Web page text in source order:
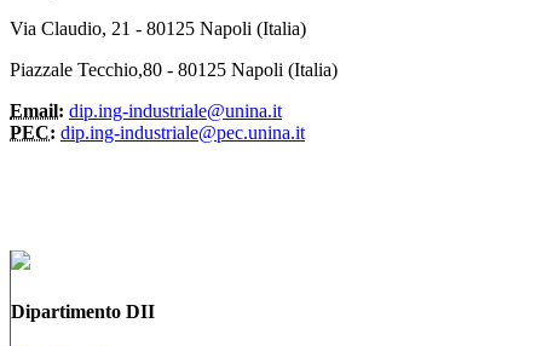
Via Claudio, 21 - 80125 Napoli (Italia)
Piazzale Tecchio,80 - 80125 Napoli (Italia)
Email: dip.ing-industriale@unina.it
PEC: dip.ing-industriale@pec.unina.it
Dipartimento DII